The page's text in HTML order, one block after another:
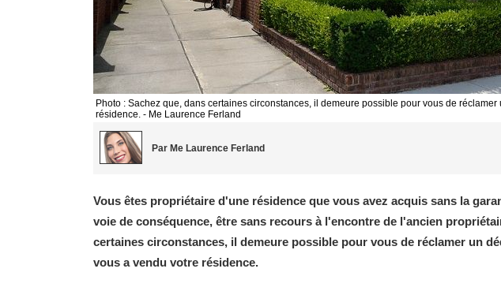
Photo : Sachez que, dans certaines circonstances, il demeure possible pour vous de
résidence. - Me Laurence Ferland
Par Me Laurence Ferland
Vous êtes propriétaire d'une résidence que vous avez acquis sans la
voie de conséquence, être sans recours à l'encontre de l'ancien
certaines circonstances, il demeure possible pour vous de réclamer un
vous a vendu votre résidence.